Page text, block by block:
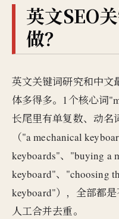
英文SEO
做？
英文关键词研究和中文
体多得多。1个核心词
长尾里有单复数、动名
（"a mechanical
keyboards"、"buying a
keyboard"、"choosing
keyboard"），全部都
人工合并去重。